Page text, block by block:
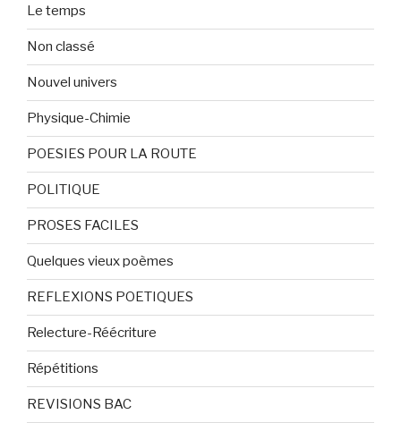
Le temps
Non classé
Nouvel univers
Physique-Chimie
POESIES POUR LA ROUTE
POLITIQUE
PROSES FACILES
Quelques vieux poèmes
REFLEXIONS POETIQUES
Relecture-Réécriture
Répétitions
REVISIONS BAC